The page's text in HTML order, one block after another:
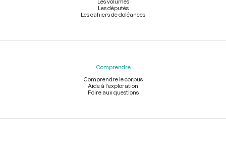
Les députés
Les cahiers de doléances
Comprendre
Comprendre le corpus
Aide à l'exploration
Foire aux questions